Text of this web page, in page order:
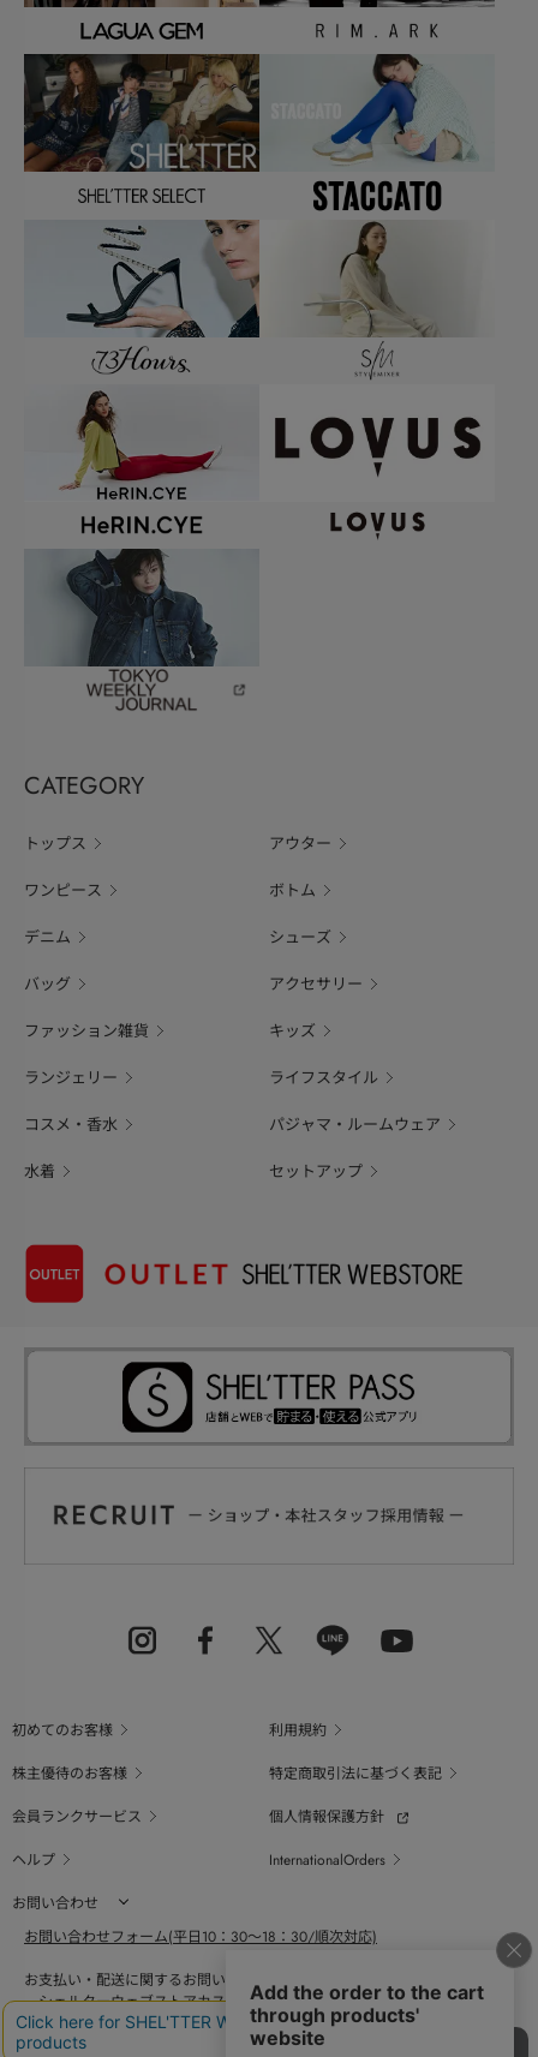
CATEGORY
トップス アウター
ワンピース ボトム
デニム シューズ
バッグ アクセサリー
ファッション雑貨 キッズ
ランジェリー ライフスタイル
コスメ・香水 パジャマ・ルームウェア
水着 セットアップ
初めてのお客様
利用規約
株主優待のお客様
特定商取引法に基づく表記
会員ランクサービス
個人情報保護方針
ヘルプ
InternationalOrders
お問い合わせ
お問い合わせフォーム(平日10：30～18：30/順次対応)
お支払い・配送に関するお問い合わせ（平日10：30～18：00）
シェルターウェブストアカスタマーセンター
0800-123-6820
商品の素材、サイズ、仕様等に関するお問い合せ（平日10：30～18：00）